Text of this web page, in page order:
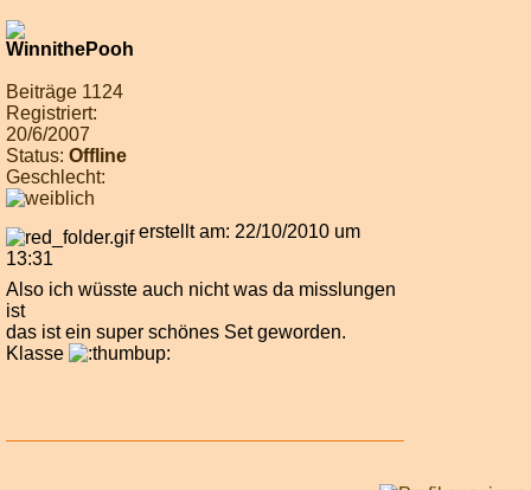
Beiträge 1124
Registriert:
20/6/2007
Status: Offline
Geschlecht:
erstellt am: 22/10/2010 um
13:31
Also ich wüsste auch nicht was da misslungen
ist
das ist ein super schönes Set geworden.
Klasse